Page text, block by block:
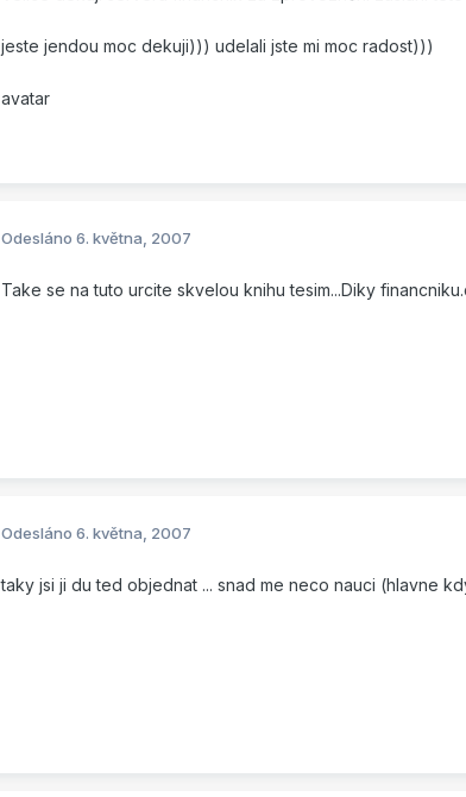
jeste jendou moc dekuji))) udelali jste mi moc radost)))
avatar
Odesláno 6. května, 2007
Take se na tuto urcite skvelou knihu tesim...Diky
Odesláno 6. května, 2007
taky jsi ji du ted objednat ... snad me neco nauci (hlavne